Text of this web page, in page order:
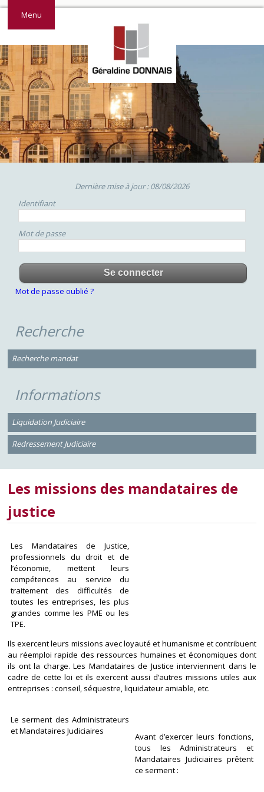
Menu
Dernière mise à jour : 08/08/2026
Identifiant
Mot de passe
Mot de passe oublié ?
Recherche
Recherche mandat
Informations
Liquidation Judiciaire
Redressement Judiciaire
Les missions des mandataires de
justice
Les Mandataires de Justice,
professionnels du droit et de
l’économie, mettent leurs
compétences au service du
traitement des difficultés de
toutes les entreprises, les plus
grandes comme les PME ou les
TPE.
Ils exercent leurs missions avec loyauté et humanisme et contribuent
au réemploi rapide des ressources humaines et économiques dont
ils ont la charge. Les Mandataires de Justice interviennent dans le
cadre de cette loi et ils exercent aussi d’autres missions utiles aux
entreprises : conseil, séquestre, liquidateur amiable, etc.
Le serment des Administrateurs
et Mandataires Judiciaires
Avant d’exercer leurs fonctions,
tous les Administrateurs et
Mandataires Judiciaires prêtent
ce serment :